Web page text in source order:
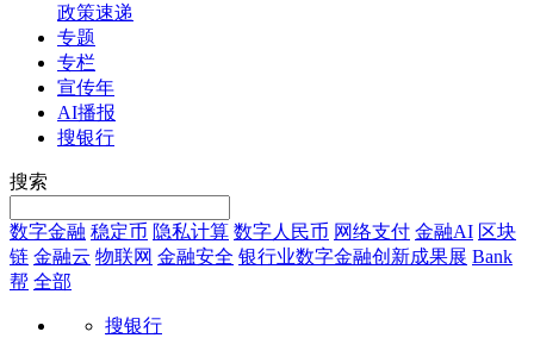
政策速递
专题
专栏
宣传年
AI播报
搜银行
搜索
数字金融 稳定币 隐私计算 数字人民币 网络支付 金融AI 区块
链 金融云 物联网 金融安全 银行业数字金融创新成果展 Bank
帮 全部
搜银行